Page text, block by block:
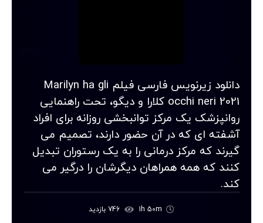
دانلود زیرنویس فارسی فیلم Marilyn ha gli
occhi neri 2021 کلارا و دیگو، تحت راهنمایی
روانپزشک یک مرکز توانبخشی روزانه برای افراد
آشفته ای که در آن حضور دارند، تصمیم می
گیرند که مرکز درمانی را به یک رستوران تبدیل
کنند که همه همراهان دیگرشان را درگیر می
کند.